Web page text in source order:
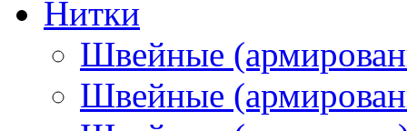
Нитки
Швейные
Швейные